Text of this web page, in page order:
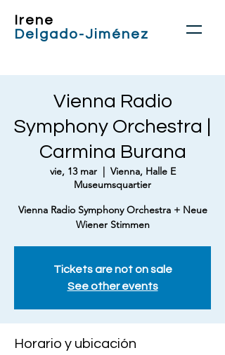
Irene
Delgado-Jiménez
Vienna Radio
Symphony Orchestra |
Carmina Burana
vie, 13 mar
  |
Vienna, Halle E
Museumsquartier
Vienna Radio Symphony Orchestra + Neue
Wiener Stimmen
Tickets are not on sale
See other events
Horario y ubicación